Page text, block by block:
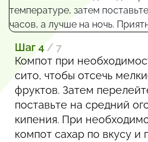
Шаг 4 / 7
Компот при
сито, чтобы отсечь
фруктов. Затем
поставьте на средний
кипения. При
компот сахар по вкусу